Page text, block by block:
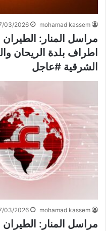
mohamad kassem
03/2026
مراسل المنار:
اطراف بلدة الريحان
الشرقية #عاجل
mohamad kassem
03/2026
مراسل المنار: